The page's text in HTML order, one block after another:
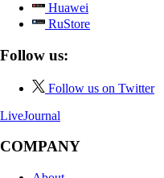
Huawei
RuStore
Follow us:
Follow us on Twitter
LiveJournal
COMPANY